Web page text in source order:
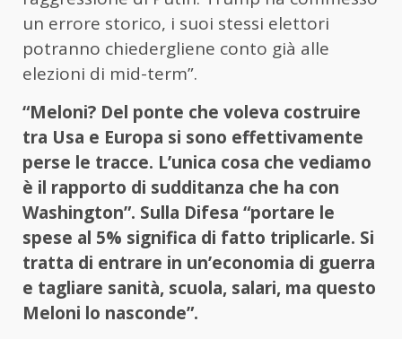
un errore storico, i suoi stessi elettori
potranno chiedergliene conto già alle
elezioni di mid-term”.
“Meloni? Del ponte che voleva costruire
tra Usa e Europa si sono effettivamente
perse le tracce. L’unica cosa che vediamo
è il rapporto di sudditanza che ha con
Washington”. Sulla Difesa “portare le
spese al 5% significa di fatto triplicarle. Si
tratta di entrare in un’economia di guerra
e tagliare sanità, scuola, salari, ma questo
Meloni lo nasconde”.